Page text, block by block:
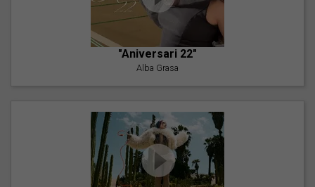
"Aniversari 22"
Alba Grasa